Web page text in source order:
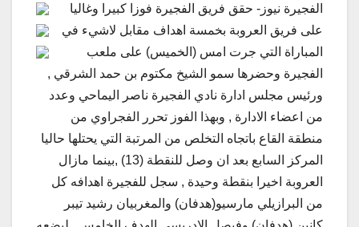
الفجيرة نيوز- حقق فريق الفجيرة فوزا كبيرا وغاليا
على فريق العروبة بخمسة اهداف مقابل لاشيء في
المباراة التي جرت امس (الخميس) على ملعب
الفجيرة وحضرها سمو الشيخ مكتوم بن حمد الشرقي ,
ورئيس مجلس ادارة نادي الفجيرة ناصر اليماحي وعدد
من اعضاء الادارة , وبهذا الفوز تحرر الفجراوي من
منطقة القاع باتجاه التخلص من المرتبة التي يحتلها حاليا
المركز السابع بعد ان وصل للنقطة (13) ,بينما مازال
العروبة اخيرا بنقطة وحيدة , سجل للفجيرة اهدافه كل
من البرازيلي مارسيو(هدفان) والمغربيان رشيد تيبر